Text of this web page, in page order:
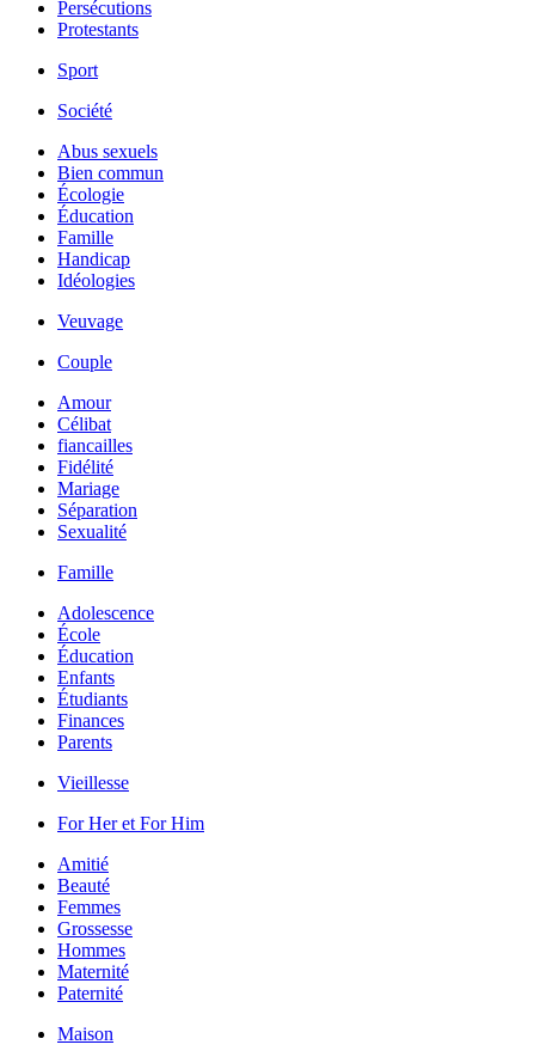
Persécutions
Protestants
Sport
Société
Abus sexuels
Bien commun
Écologie
Éducation
Famille
Handicap
Idéologies
Veuvage
Couple
Amour
Célibat
fiancailles
Fidélité
Mariage
Séparation
Sexualité
Famille
Adolescence
École
Éducation
Enfants
Étudiants
Finances
Parents
Vieillesse
For Her et For Him
Amitié
Beauté
Femmes
Grossesse
Hommes
Maternité
Paternité
Maison